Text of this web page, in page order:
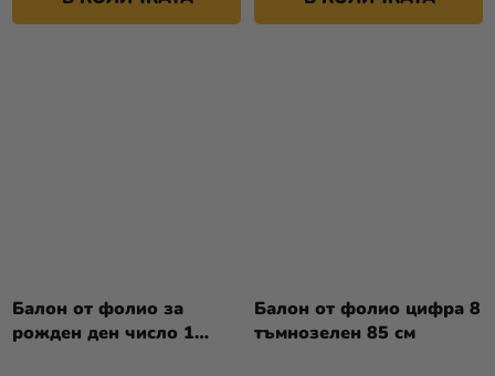
Балон от фолио за
рожден ден число 1
Балон от фолио цифра 8
тъмнозелен 85 см